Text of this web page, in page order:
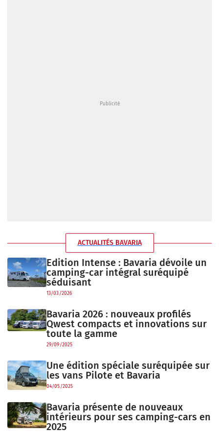
ACTUALITÉS BAVARIA
Edition Intense : Bavaria dévoile un
camping-car intégral suréquipé
séduisant
13/03/2026
Bavaria 2026 : nouveaux profilés
Qwest compacts et innovations sur
toute la gamme
29/09/2025
Une édition spéciale suréquipée sur
les vans Pilote et Bavaria
04/05/2025
Bavaria présente de nouveaux
intérieurs pour ses camping-cars en
2025